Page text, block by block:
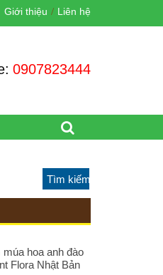
Giới thiệu Liên hệ
0907823444
múa hoa anh đào
Flora Nhật Bản